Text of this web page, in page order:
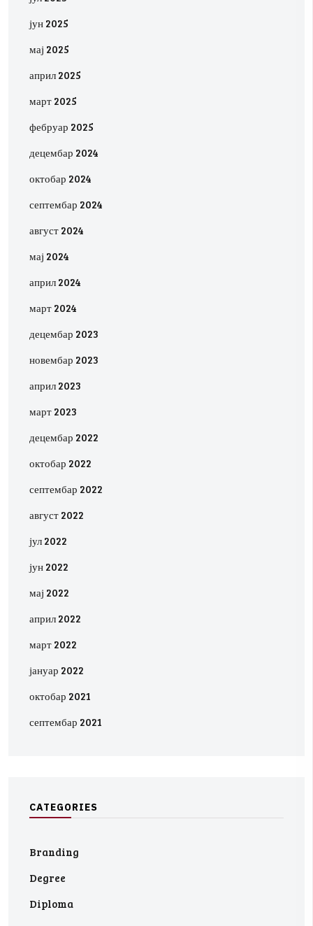
јун 2025
мај 2025
април 2025
март 2025
фебруар 2025
децембар 2024
октобар 2024
септембар 2024
август 2024
мај 2024
април 2024
март 2024
децембар 2023
новембар 2023
април 2023
март 2023
децембар 2022
октобар 2022
септембар 2022
август 2022
јул 2022
јун 2022
мај 2022
април 2022
март 2022
јануар 2022
октобар 2021
септембар 2021
CATEGORIES
Branding
Degree
Diploma